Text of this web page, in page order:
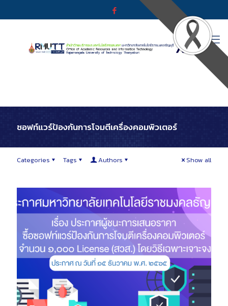
ซอฟท์แวร์ป้องกันการโจมตีเครื่องคอมพิวเตอร์
Categories Tags Authors Show all